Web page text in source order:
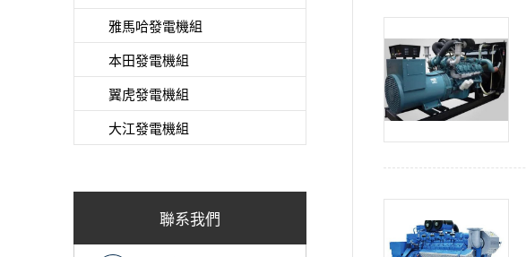
雅馬哈發電機組
本田發電機組
翼虎發電機組
大江發電機組
聯系我們